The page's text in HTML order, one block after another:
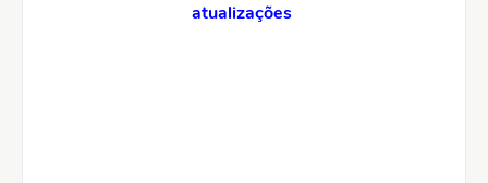
atualizações